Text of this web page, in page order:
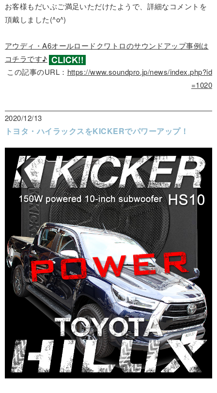
お客様もだいぶご満足いただけたようで、詳細なコメントを
頂戴しました(^o^)
アウディ・A6オールロードクワトロのサウンドアップ事例は
コチラです♪
この記事のURL： https://www.soundpro.jp/news/index.php?id
=1020
2020/12/13
トヨタ・ハイラックスをKICKERでパワーアップ！